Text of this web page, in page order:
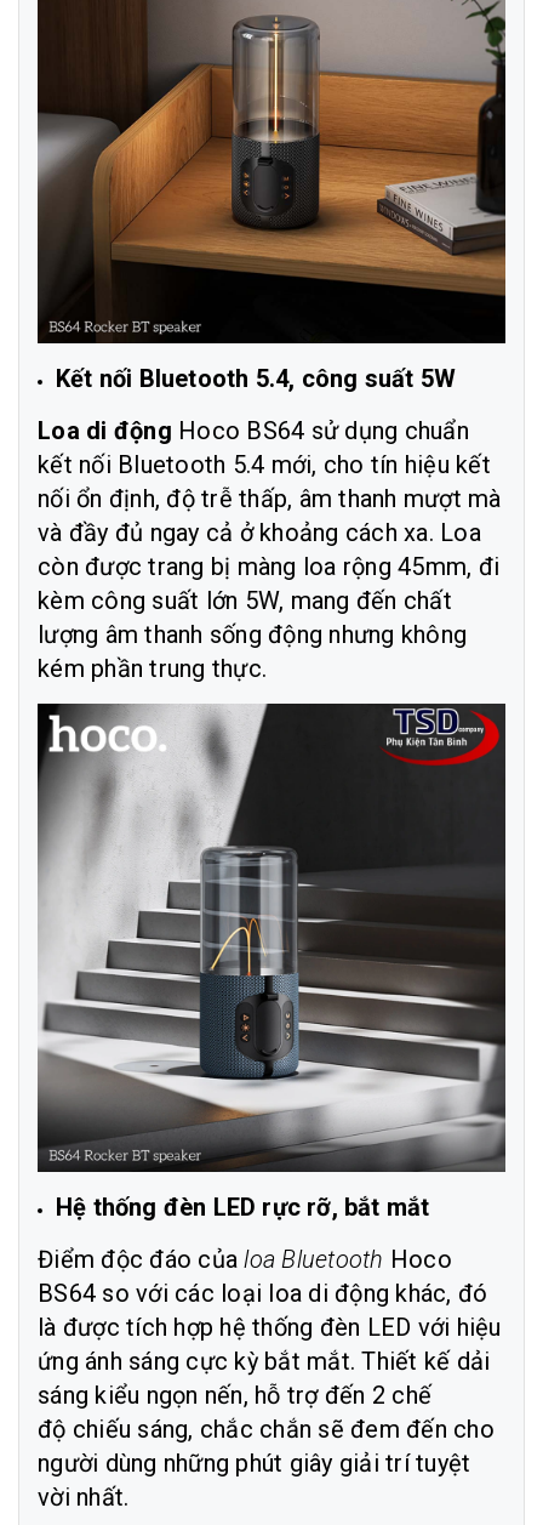
Kết nối Bluetooth 5.4, công suất 5W
Loa di động Hoco BS64 sử dụng chuẩn
kết nối Bluetooth 5.4 mới, cho tín hiệu kết
nối ổn định, độ trễ thấp, âm thanh mượt mà
và đầy đủ ngay cả ở khoảng cách xa. Loa
còn được trang bị màng loa rộng 45mm, đi
kèm công suất lớn 5W, mang đến chất
lượng âm thanh sống động nhưng không
kém phần trung thực.
Hệ thống đèn LED rực rỡ, bắt mắt
Điểm độc đáo củaloa Bluetooth Hoco
BS64 so với các loại loa di động khác, đó
là được tích hợp hệ thống đèn LED với hiệu
ứng ánh sáng cực kỳ bắt mắt. Thiết kế dải
sáng kiểu ngọn nến, hỗ trợ đến 2 chế
độ chiếu sáng, chắc chắn sẽ đem đến cho
người dùng những phút giây giải trí tuyệt
vời nhất.